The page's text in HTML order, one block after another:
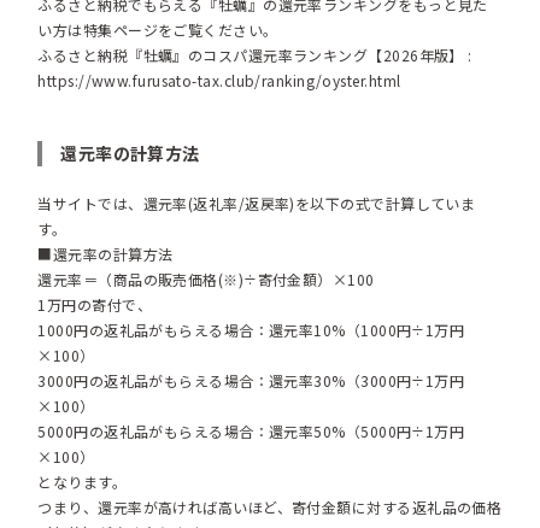
ふるさと納税でもらえる『牡蠣』の還元率ランキングをもっと見た
い方は特集ページをご覧ください。
ふるさと納税『牡蠣』のコスパ還元率ランキング【2026年版】 :
https://www.furusato-tax.club/ranking/oyster.html
還元率の計算方法
当サイトでは、還元率(返礼率/返戻率)を以下の式で計算していま
す。
■還元率の計算方法
還元率＝（商品の販売価格(※)÷寄付金額）×100
1万円の寄付で、
1000円の返礼品がもらえる場合：還元率10%（1000円÷1万円
×100）
3000円の返礼品がもらえる場合：還元率30%（3000円÷1万円
×100）
5000円の返礼品がもらえる場合：還元率50%（5000円÷1万円
×100）
となります。
つまり、還元率が高ければ高いほど、寄付金額に対する返礼品の価格